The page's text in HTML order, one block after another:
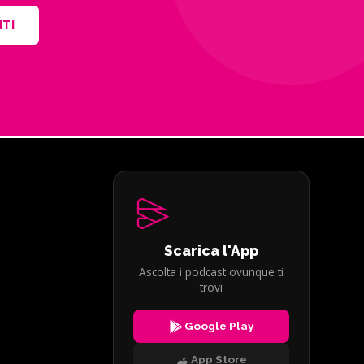
Scarica l'App
Ascolta i podcast ovunque ti
trovi
Google Play
App Store